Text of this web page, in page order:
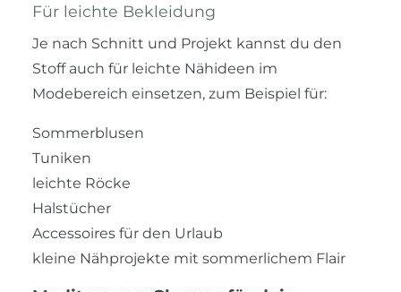
Für leichte Bekleidung
Je nach Schnitt und Projekt kannst du den
Stoff auch für leichte Nähideen im
Modebereich einsetzen, zum Beispiel für:
Sommerblusen
Tuniken
leichte Röcke
Halstücher
Accessoires für den Urlaub
kleine Nähprojekte mit sommerlichem Flair